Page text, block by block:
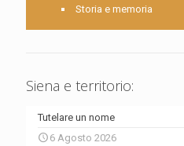
Storia e memoria
Siena e territorio:
Tutelare un nome
6 Agosto 2026